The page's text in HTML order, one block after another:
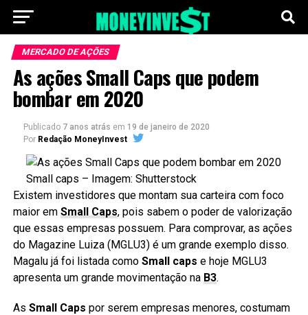
MERCADO DE AÇÕES
As ações Small Caps que podem
bombar em 2020
Publicado 7 anos atrás em 19 de janeiro de 2020
Por Redação MoneyInvest
Small caps – Imagem: Shutterstock
Existem investidores que montam sua carteira com foco
maior em Small Caps, pois sabem o poder de valorização
que essas empresas possuem. Para comprovar, as ações
do Magazine Luiza (MGLU3) é um grande exemplo disso.
Magalu já foi listada como Small caps e hoje MGLU3
apresenta um grande movimentação na B3.
As Small Caps por serem empresas menores, costumam